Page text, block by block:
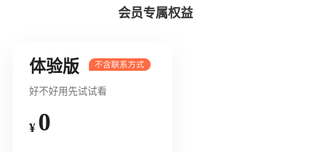
会员专属权益
体验版
好不好用先试试看
¥ 0